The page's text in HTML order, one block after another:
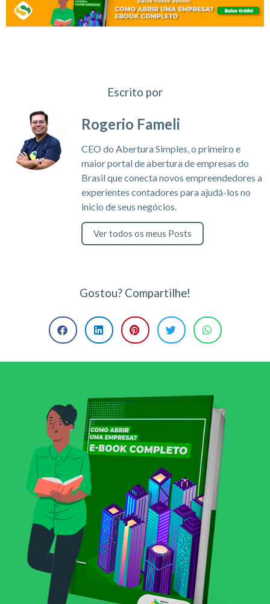
Escrito por
Rogerio Fameli
CEO do Abertura Simples, o primeiro e
maior portal de abertura de empresas do
Brasil que conecta novos empreendedores a
experientes contadores para ajudá-los no
inicio de seus negócios.
Ver todos os meus Posts
Gostou? Compartilhe!